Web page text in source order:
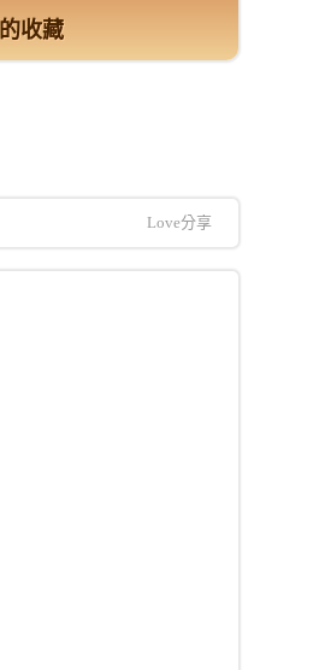
收藏
Love分享